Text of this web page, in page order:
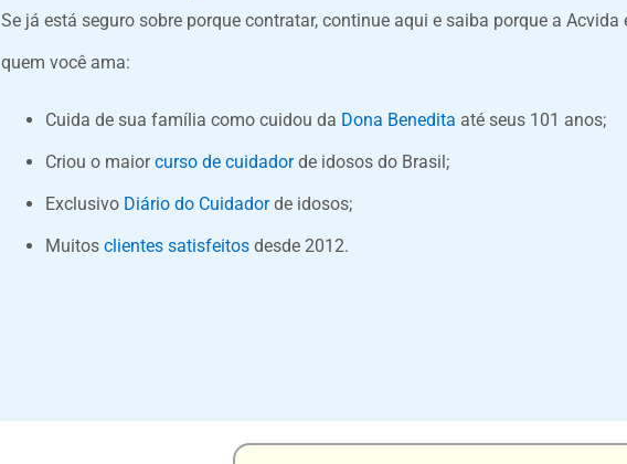
Se já está seguro sobre porque contratar, continue aqui e saiba porque a
quem você ama:
Cuida de sua família como cuidou da Dona Benedita até seus 101 anos;
Criou o maiorcurso de cuidadorde idosos do Brasil;
Exclusivo Diário do Cuidadorde idosos;
Muitos clientes satisfeitosdesde 2012.